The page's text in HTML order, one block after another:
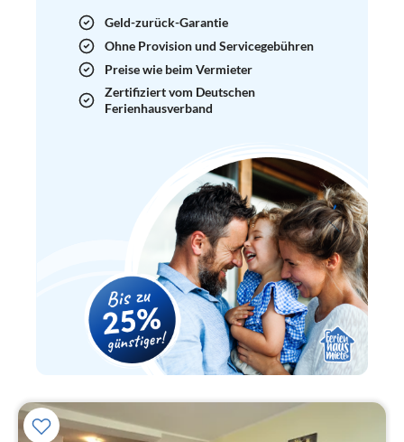
Geld-zurück-Garantie
Ohne Provision und Servicegebühren
Preise wie beim Vermieter
Zertifiziert vom Deutschen
Ferienhausverband